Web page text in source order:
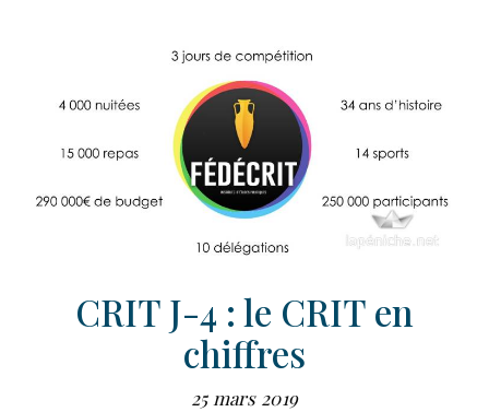
CRIT J-4 : le CRIT en
chiffres
25 mars 2019